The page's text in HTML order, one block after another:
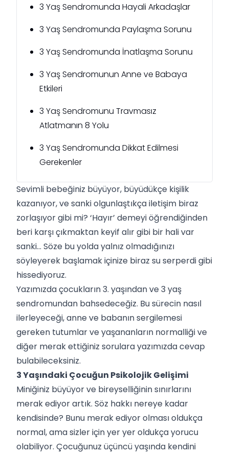
3 Yaş Sendromunda Hayali Arkadaşlar
3 Yaş Sendromunda Paylaşma Sorunu
3 Yaş Sendromunda İnatlaşma Sorunu
3 Yaş Sendromunun Anne ve Babaya
Etkileri
3 Yaş Sendromunu Travmasız
Atlatmanın 8 Yolu
3 Yaş Sendromunda Dikkat Edilmesi
Gerekenler
Sevimli bebeğiniz büyüyor, büyüdükçe kişilik
kazanıyor, ve sanki olgunlaştıkça iletişim biraz
zorlaşıyor gibi mi? ‘Hayır’ demeyi öğrendiğinden
beri karşı çıkmaktan keyif alır gibi bir hali var
sanki… Söze bu yolda yalnız olmadığınızı
söyleyerek başlamak içinize biraz su serperdi gibi
hissediyoruz.
Yazımızda çocukların 3. yaşından ve 3 yaş
sendromundan bahsedeceğiz. Bu sürecin nasıl
ilerleyeceği, anne ve babanın sergilemesi
gereken tutumlar ve yaşananların normalliği ve
diğer merak ettiğiniz sorulara yazımızda cevap
bulabileceksiniz.
3 Yaşındaki Çocuğun Psikolojik Gelişimi
Miniğiniz büyüyor ve bireyselliğinin sınırlarını
merak ediyor artık. Söz hakkı nereye kadar
kendisinde? Bunu merak ediyor olması oldukça
normal, ama sizler için yer yer oldukça yorucu
olabiliyor. Çocuğunuz üçüncü yaşında kendini